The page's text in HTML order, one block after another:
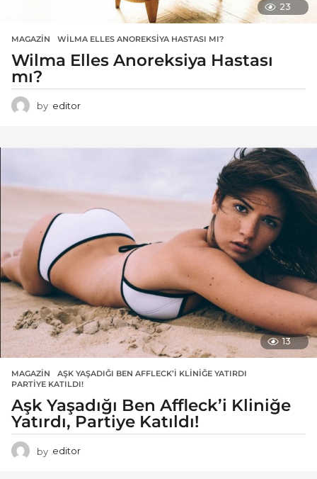
23
MAGAZIN WILMA ELLES ANOREKSIYA HASTASI MI?
Wilma Elles Anoreksiya Hastası
mı?
by editor
13
MAGAZIN AŞK YAŞADIĞI BEN AFFLECK’I KLINIĞE YATIRDI
PARTIYE KATILDI!
Aşk Yaşadığı Ben Affleck’i Kliniğe
Yatırdı, Partiye Katıldı!
by editor